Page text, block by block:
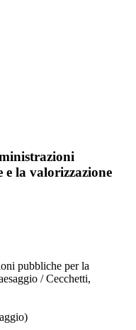
e la valorizzazione
pubbliche per la
/ Cecchetti,